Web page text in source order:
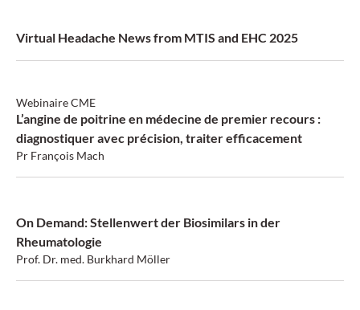
Virtual Headache News from MTIS and EHC 2025
Webinaire CME
L’angine de poitrine en médecine de premier recours :
diagnostiquer avec précision, traiter efficacement
Pr François Mach
On Demand: Stellenwert der Biosimilars in der
Rheumatologie
Prof. Dr. med. Burkhard Möller